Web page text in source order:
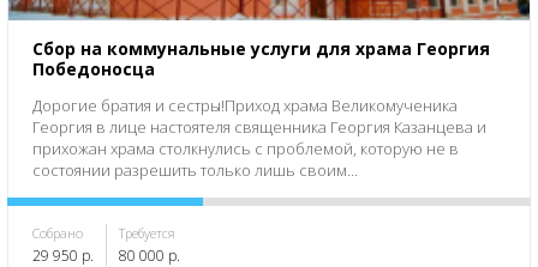
Сбор на коммунальные услуги для храма Георгия
Победоносца
Дорогие братия и сестры!Приход храма Великомученика
Георгия в лице настоятеля священника Георгия Казанцева и
прихожан храма столкнулись с проблемой, которую не в
состоянии разрешить только лишь своим...
Собрано
29 950 р.
Требуется
80 000 р.